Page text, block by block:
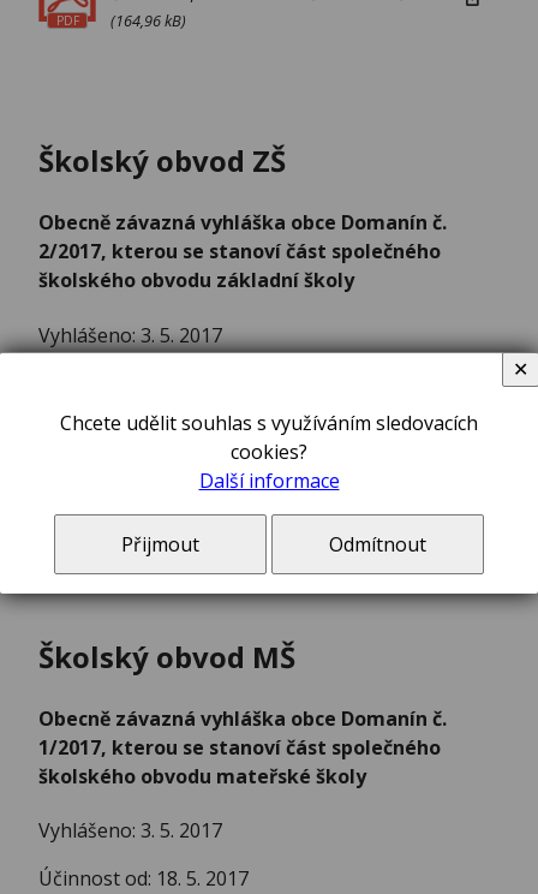
(164,96 kB)
PDF
Školský obvod ZŠ
Obecně závazná vyhláška obce Domanín č.
2/2017, kterou se stanoví část společného
školského obvodu základní školy
Vyhlášeno: 3. 5. 2017
(60,90 kB)
PDF
Školský obvod MŠ
Obecně závazná vyhláška obce Domanín č.
1/2017, kterou se stanoví část společného
školského obvodu mateřské školy
Vyhlášeno: 3. 5. 2017
Účinnost od: 18. 5. 2017
Chcete udělit souhlas s využíváním sledovacích
cookies?
Další informace
Přijmout Odmítnout
✕